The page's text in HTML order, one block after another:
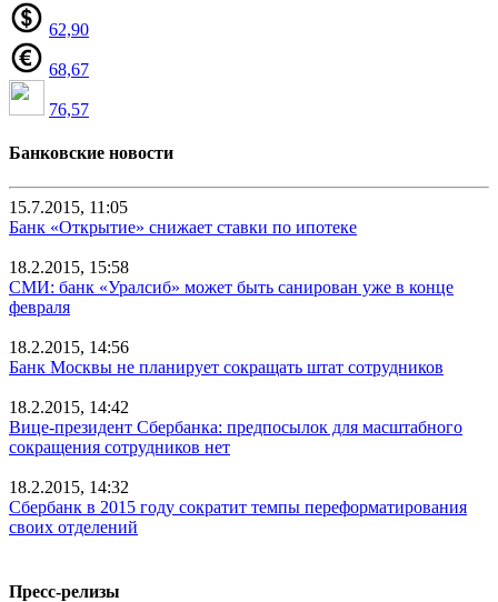
62,90
68,67
76,57
Банковские новости
15.7.2015, 11:05
Банк «Открытие» снижает ставки по ипотеке
18.2.2015, 15:58
СМИ: банк «Уралсиб» может быть санирован уже в конце
февраля
18.2.2015, 14:56
Банк Москвы не планирует сокращать штат сотрудников
18.2.2015, 14:42
Вице-президент Сбербанка: предпосылок для масштабного
сокращения сотрудников нет
18.2.2015, 14:32
Сбербанк в 2015 году сократит темпы переформатирования
своих отделений
Пресс-релизы